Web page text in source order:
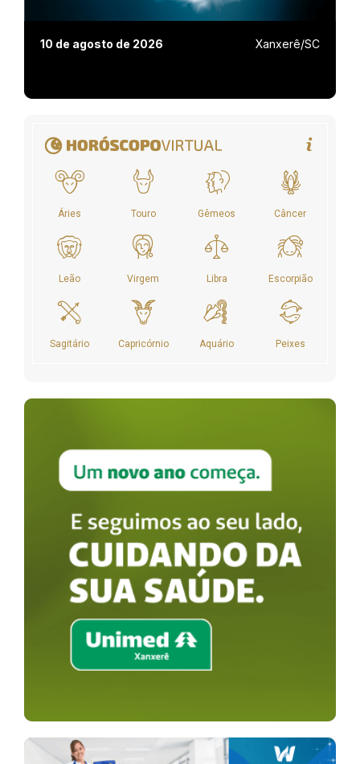
10 de agosto de 2026 Xanxerê/SC